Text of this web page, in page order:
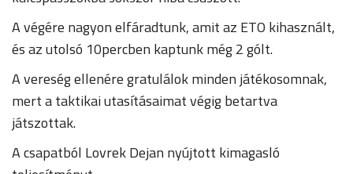
A végére nagyon elfáradtunk, amit az ETO kihasznált,
és az utolsó 10percben kaptunk még 2 gólt.
A vereség ellenére gratulálok minden játékosomnak,
mert a taktikai utasításaimat végig betartva
játszottak.
A csapatból Lovrek Dejan nyújtott kimagasló